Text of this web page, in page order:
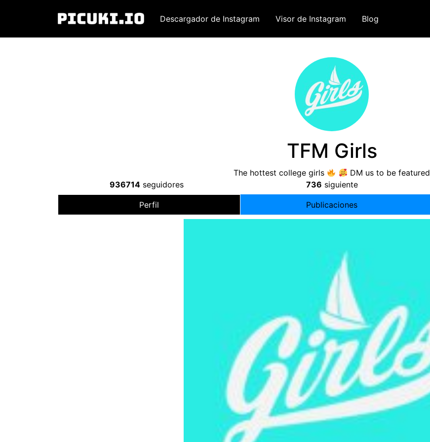
Descargador de Instagram Visor de Instagram Blog
TFM Girls
The hottest college girls
DM us to be featured
936714 seguidores 736 siguiente
Perfil Publicaciones